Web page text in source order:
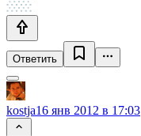
Ответить
kostja16 янв 2012 в 17:03